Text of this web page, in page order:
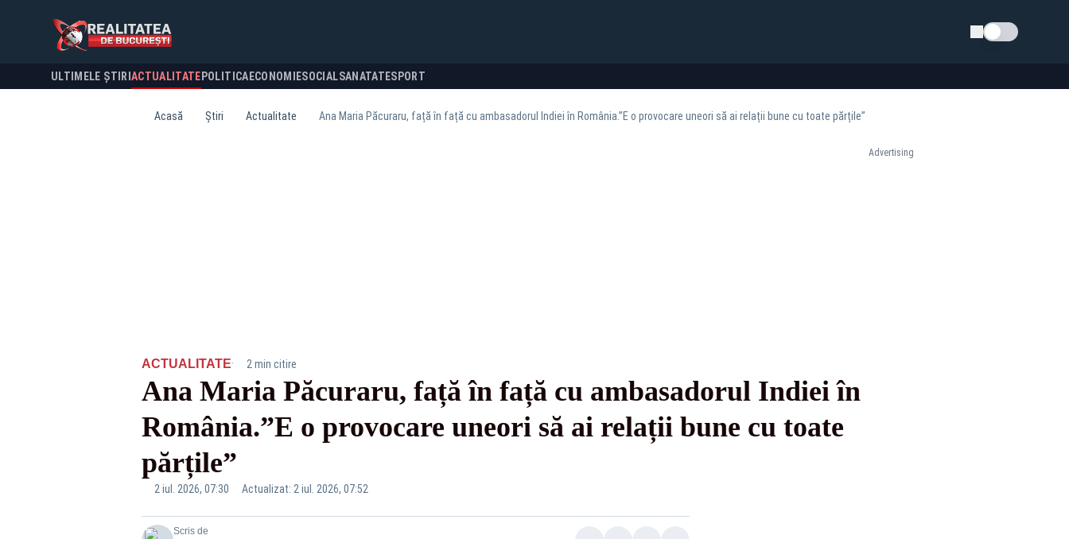
Schimba tema
ULTIMELE ȘTIRI ACTUALITATE POLITICA ECONOMIESOCIALSANATATESPORT
Acasă Știri Actualitate Ana Maria Păcuraru, față în față cu ambasadorul Indiei în România.”E o provocare uneori să ai relații bune cu toate părțile”
Advertising
ACTUALITATE· 2 min citire
Ana Maria Păcuraru, față în față cu ambasadorul Indiei în
România.”E o provocare uneori să ai relații bune cu toate
părțile”
2 iul. 2026, 07:30 Actualizat: 2 iul. 2026, 07:52
Scris de